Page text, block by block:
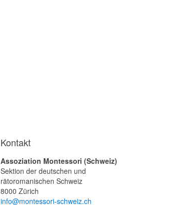
Kontakt
Assoziation Montessori (Schweiz)
Sektion der deutschen und
rätoromanischen Schweiz
8000 Zürich
info@montessori-schweiz.ch